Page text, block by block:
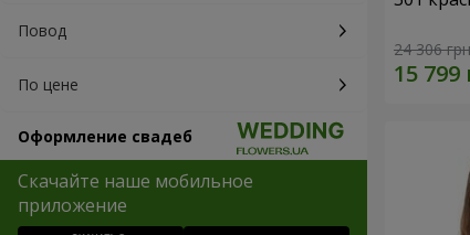
Повод
По цене
Оформление свадеб
Скачайте наше мобильное
приложение
24 306 грн